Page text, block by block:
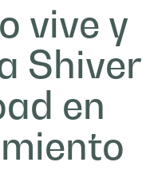
vive y
Shiver
en